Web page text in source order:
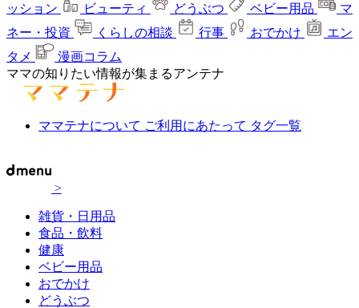
ッション
ビューティ どうぶつ ベビー用品
マ
ネー・投資
くらしの相談 行事 おでかけ
エン
タメ
漫画コラム
ママの知りたい情報が集まるアンテナ
ママテナについて ご利用にあたって タグ一覧
>
雑貨・日用品
食品・飲料
健康
ベビー用品
おでかけ
どうぶつ